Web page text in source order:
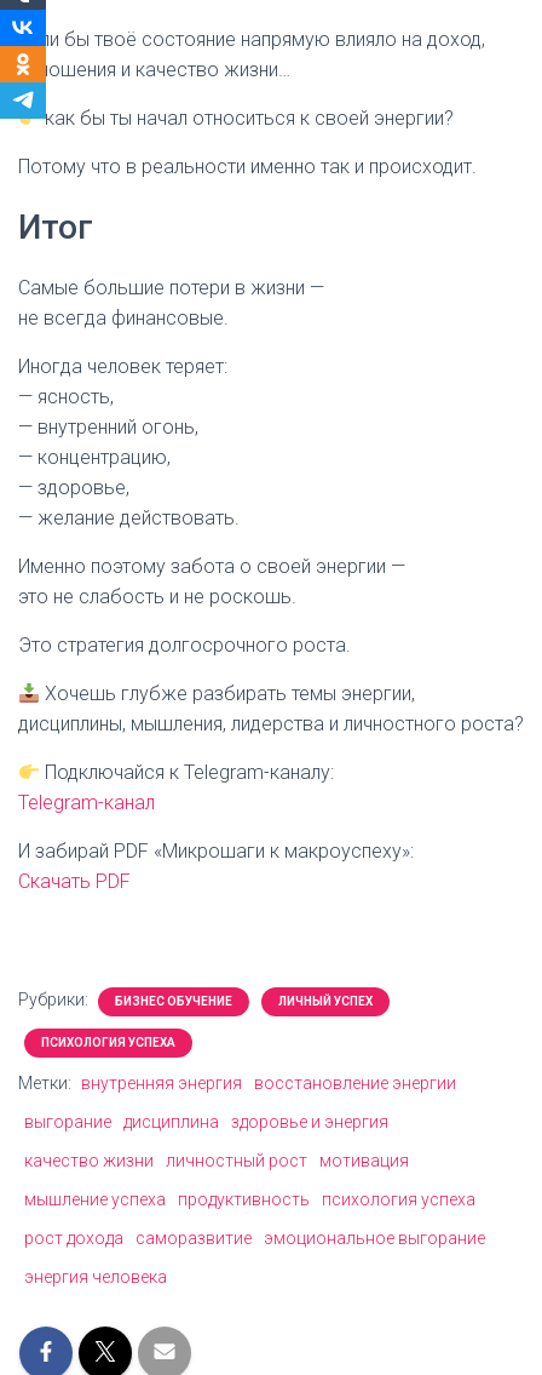
Если бы твоё состояние напрямую влияло на доход,
отношения и качество жизни…
как бы ты начал относиться к своей энергии?
Потому что в реальности именно так и происходит.
Итог
Самые большие потери в жизни —
не всегда финансовые.
Иногда человек теряет:
— ясность,
— внутренний огонь,
— концентрацию,
— здоровье,
— желание действовать.
Именно поэтому забота о своей энергии —
это не слабость и не роскошь.
Это стратегия долгосрочного роста.
Хочешь глубже разбирать темы энергии,
дисциплины, мышления, лидерства и личностного роста?
Подключайся к Telegram-каналу:
Telegram-канал
И забирай PDF «Микрошаги к макроуспеху»:
Скачать PDF
Рубрики: БИЗНЕС ОБУЧЕНИЕ ЛИЧНЫЙ УСПЕХ
ПСИХОЛОГИЯ УСПЕХА
Метки: внутренняя энергия
восстановление энергии
выгорание
дисциплина
здоровье и энергия
качество жизни
личностный рост
мотивация
мышление успеха
продуктивность
психология успеха
рост дохода
саморазвитие
эмоциональное выгорание
энергия человека